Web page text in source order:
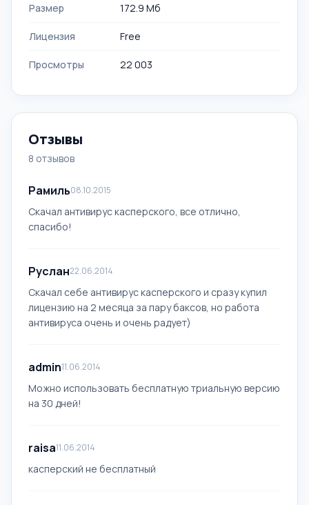
Размер 172.9 Mб
Лицензия Free
Просмотры 22 003
Отзывы
8 отзывов
Рамиль08.10.2015
Скачал антивирус касперского, все отлично,
спасибо!
Руслан22.06.2014
Скачал себе антивирус касперского и сразу купил
лицензию на 2 месяца за пару баксов, но работа
антивируса очень и очень радует)
admin11.06.2014
Можно использовать бесплатную триальную версию
на 30 дней!
raisa11.06.2014
касперский не бесплатный